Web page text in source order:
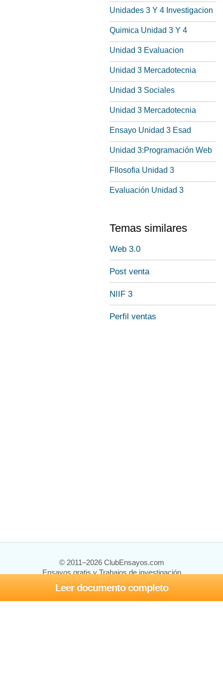
Leer documento completo
Unidades 3 Y 4 Investigacion
Quimica Unidad 3 Y 4
Unidad 3 Evaluacion
Unidad 3 Mercadotecnia
Unidad 3 Sociales
Unidad 3 Mercadotecnia
Ensayo Unidad 3 Esad
Unidad 3:Programación Web
FIlosofia Unidad 3
Evaluación Unidad 3
Temas similares
Web 3.0
Post venta
NIIF 3
Perfil ventas
© 2011–2026 ClubEnsayos.com
Ensayos gratis y Trabajos de investigación